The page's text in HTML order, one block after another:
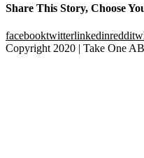
Share This Story, Choose
facebooktwitterlinkedinreddit
Copyright 2020 | Take One